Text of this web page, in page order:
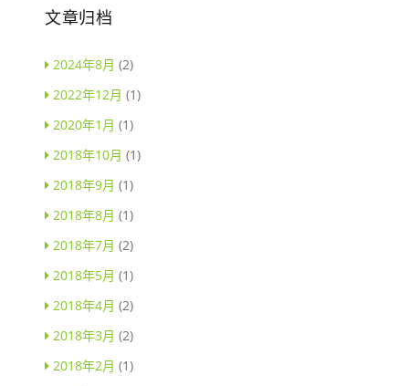
文章归档
2024年8月 (2)
2022年12月 (1)
2020年1月 (1)
2018年10月 (1)
2018年9月 (1)
2018年8月 (1)
2018年7月 (2)
2018年5月 (1)
2018年4月 (2)
2018年3月 (2)
2018年2月 (1)